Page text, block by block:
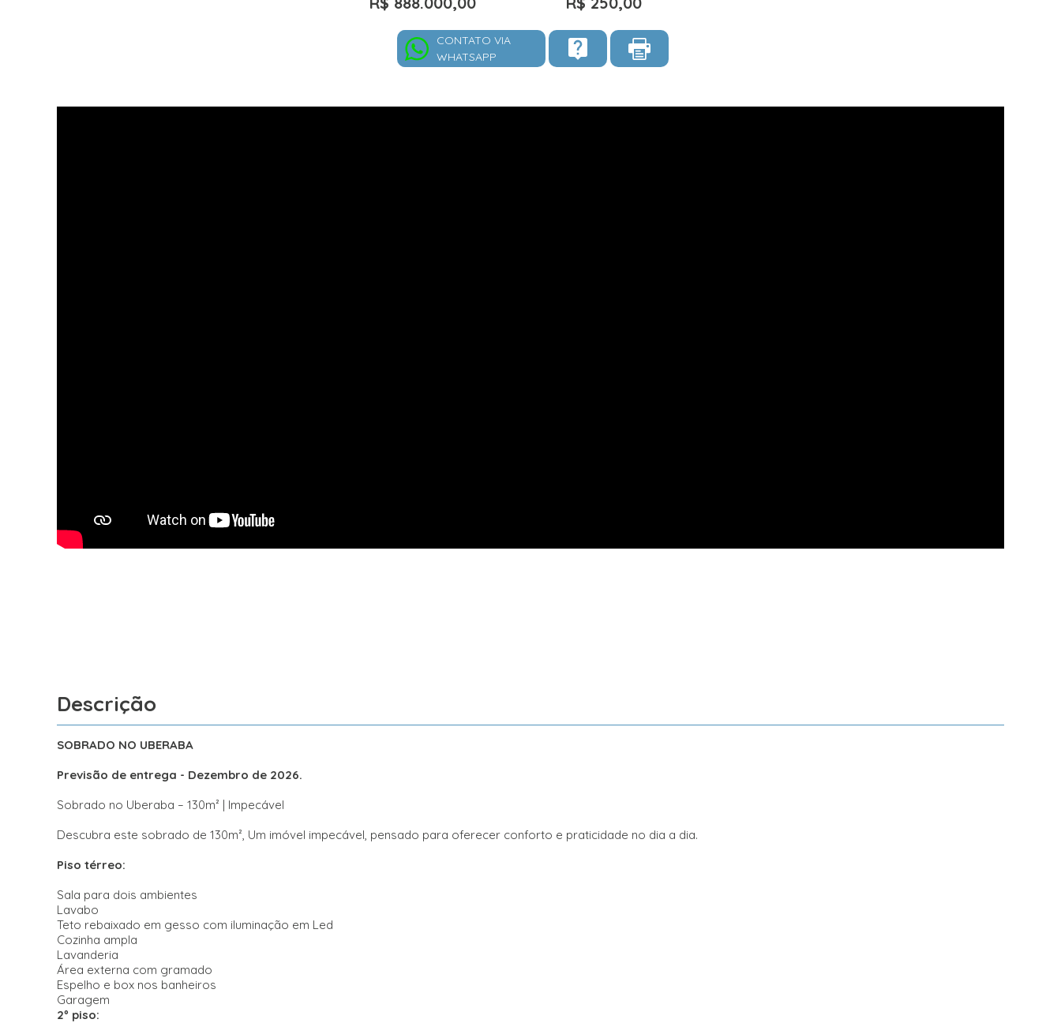
CONTATO VIA
WHATSAPP
Descrição
SOBRADO NO UBERABA
Previsão de entrega - Dezembro de 2026.
Sobrado no Uberaba – 130m² | Impecável
Descubra este sobrado de 130m², Um imóvel impecável, pensado para oferecer conforto e praticidade no dia a dia.
Piso térreo:
Sala para dois ambientes
Lavabo
Teto rebaixado em gesso com iluminação em Led
Cozinha ampla
Lavanderia
Área externa com gramado
Espelho e box nos banheiros
Garagem
2º piso: